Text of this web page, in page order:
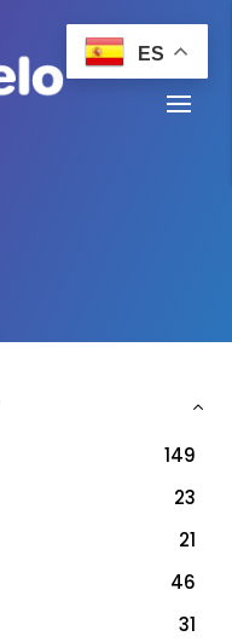
149
23
21
46
31
ES